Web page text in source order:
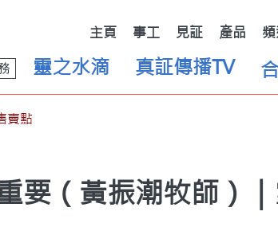
主頁 事工 見証 產品
靈之水滴 真証傳播TV
賣點
要（黃振潮牧師）